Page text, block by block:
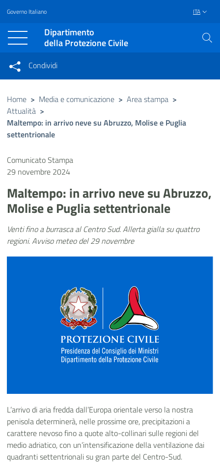
Vai al contenuto principale
Raggiungi il piè di pagina
Governo Italiano ITA
Dipartimento
della Protezione Civile
Condividi su Facebook
Condividi su Twitter
Condividi
Condividi sui social network
Home > Media e comunicazione > Area stampa >
Attualità >
Maltempo: in arrivo neve su Abruzzo, Molise e Puglia
settentrionale
Comunicato Stampa
29 novembre 2024
Maltempo: in arrivo neve su Abruzzo,
Molise e Puglia settentrionale
Venti fino a burrasca al Centro Sud. Allerta gialla su quattro
regioni. Avviso meteo del 29 novembre
L’arrivo di aria fredda dall’Europa orientale verso la nostra
penisola determinerà, nelle prossime ore, precipitazioni a
carattere nevoso fino a quote alto-collinari sulle regioni del
medio adriatico, con un’intensificazione della ventilazione dai
quadranti settentrionali su gran parte del Centro-Sud.